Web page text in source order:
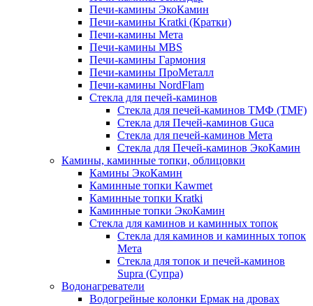
Печи-камины ЭкоКамин
Печи-камины Kratki (Кратки)
Печи-камины Мета
Печи-камины MBS
Печи-камины Гармония
Печи-камины ПроМеталл
Печи-камины NordFlam
Стекла для печей-каминов
Стекла для печей-каминов ТМФ (TMF)
Стекла для Печей-каминов Guca
Стекла для печей-каминов Мета
Стекла для Печей-каминов ЭкоКамин
Камины, каминные топки, облицовки
Камины ЭкоКамин
Каминные топки Kawmet
Каминные топки Kratki
Каминные топки ЭкоКамин
Стекла для каминов и каминных топок
Стекла для каминов и каминных топок
Мета
Стекла для топок и печей-каминов
Supra (Супра)
Водонагреватели
Водогрейные колонки Ермак на дровах